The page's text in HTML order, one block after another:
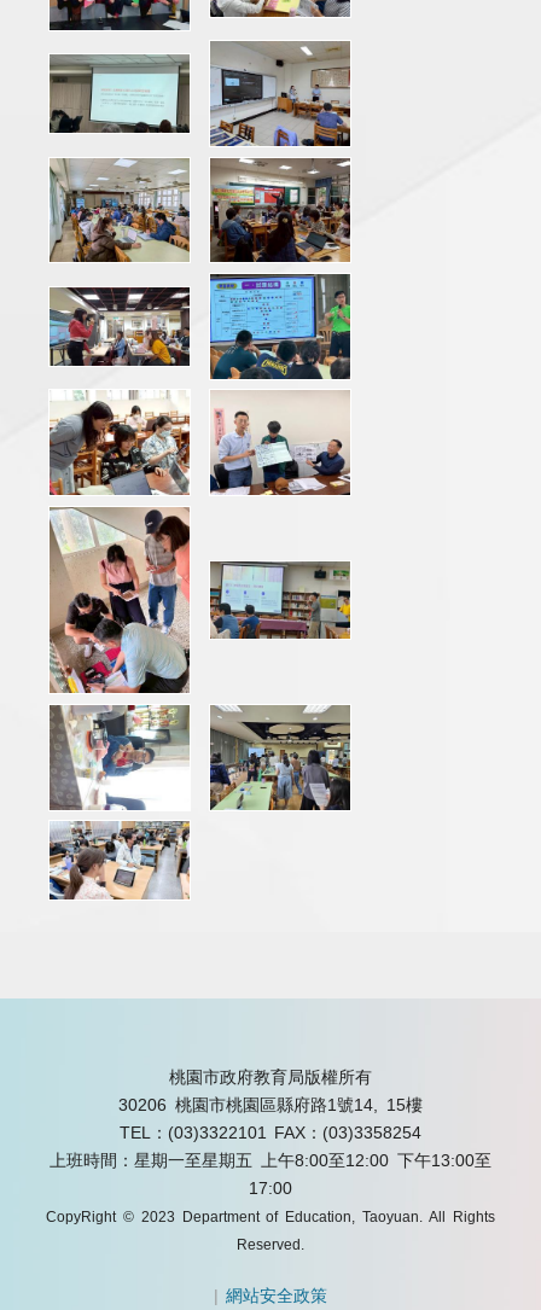
桃園市政府教育局版權所有
30206 桃園市桃園區縣府路1號14, 15樓
TEL：(03)3322101
FAX：(03)3358254
上班時間：星期一至星期五 上午8:00至12:00 下午13:00至
17:00
CopyRight © 2023 Department of Education, Taoyuan. All Rights
Reserved.
|網站安全政策